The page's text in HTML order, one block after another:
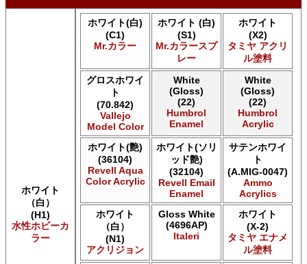
* ボックスをオン/オフにして、同等の色を見つけやすくしま
AK INTERACTIVE AK 3rd Gen Acrylics
AK INTERACTIVE AK Acrylics
AK INTERACTIVE AK Extreme Metal
AK INTERACTIVE AK Real Color
AK INTERACTIVE 新 Real Color
ALCLAD II ALCLAD II
Acrylicos Vallejo Vallejo Diorama FX
Acrylicos Vallejo Vallejo Game Air
Acrylicos Vallejo Vallejo Game Color
Acrylicos Vallejo Vallejo Hobby Paint スプレー
Acrylicos Vallejo Vallejo Liquid Gold
Acrylicos Vallejo Vallejo Mecha Color
Acrylicos Vallejo Vallejo Metal Color
Acrylicos Vallejo Vallejo Model Air
ホワイト
（白）
(H1)
水性ホビーカ
ラー
ホワイト(白)
(C1)
Mr.カラー
ホワイト (白)
(S1)
Mr.カラースプ
レー
ホワイト
(X2)
タミヤ アクリ
ル塗料
グロスホワイ
ト
(70.842)
Vallejo
Model Color
White
(Gloss)
(22)
Humbrol
Enamel
White
(Gloss)
(22)
Humbrol
Acrylic
ホワイト(艶)
(36104)
Revell Aqua
Color Acrylic
ホワイト(ソリ
ッド艶)
(32104)
Revell Email
Enamel
サテンホワイ
ト
(A.MIG-0047)
Ammo
Acrylics
ホワイト
（白）
(N1)
アクリジョン
Gloss White
(4696AP)
Italeri
ホワイト
(X-2)
タミヤ エナメ
ル塗料